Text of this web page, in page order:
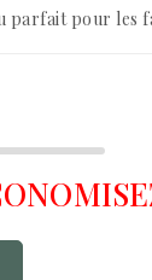
parfait pour les